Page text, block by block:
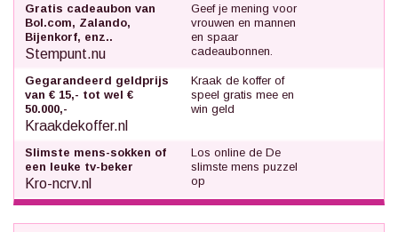
Gratis cadeaubon van
Bol.com, Zalando,
Bijenkorf, enz..
Stempunt.nu
Geef je mening voor
vrouwen en mannen
en spaar
cadeaubonnen.
Gegarandeerd geldprijs
van € 15,- tot wel €
50.000,-
Kraakdekoffer.nl
Kraak de koffer of
speel gratis mee en
win geld
Slimste mens-sokken of
een leuke tv-beker
Kro-ncrv.nl
Los online de De
slimste mens puzzel
op